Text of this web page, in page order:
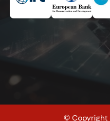
© Copyright